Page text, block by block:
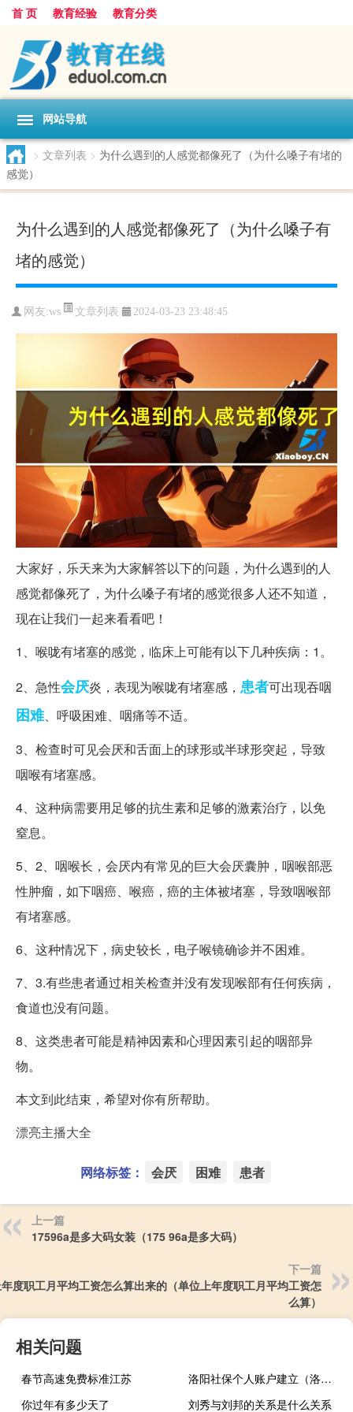
首 页 教育经验 教育分类
网站导航
> 文章列表 > 为什么遇到的人感觉都像死了（为什么嗓子有堵的
感觉）
为什么遇到的人感觉都像死了（为什么嗓子有
堵的感觉）
网友:ws 文章列表 2024-03-23 23:48:45
大家好，乐天来为大家解答以下的问题，为什么遇到的人
感觉都像死了，为什么嗓子有堵的感觉很多人还不知道，
现在让我们一起来看看吧！
1、喉咙有堵塞的感觉，临床上可能有以下几种疾病：1。
2、急性会厌炎，表现为喉咙有堵塞感， 患者可出现吞咽
困难、呼吸困难、咽痛等不适。
3、检查时可见会厌和舌面上的球形或半球形突起，导致
咽喉有堵塞感。
4、这种病需要用足够的抗生素和足够的激素治疗，以免
窒息。
5、2、咽喉长，会厌内有常见的巨大会厌囊肿，咽喉部恶
性肿瘤，如下咽癌、喉癌，癌的主体被堵塞，导致咽喉部
有堵塞感。
6、这种情况下，病史较长，电子喉镜确诊并不困难。
7、3.有些患者通过相关检查并没有发现喉部有任何疾病，
食道也没有问题。
8、这类患者可能是精神因素和心理因素引起的咽部异
物。
本文到此结束，希望对你有所帮助。
漂亮主播大全
网络标签： 会厌 困难 患者
上一篇
17596a是多大码女装（175 96a是多大码）
下一篇
度职工月平均工资怎么算出来的（单位上年度职工月平均工资怎
么算）
相关问题
春节高速免费标准江苏
洛阳社保个人账户建立（洛阳社保个人账户）
你过年有多少天了
刘秀与刘邦的关系是什么关系